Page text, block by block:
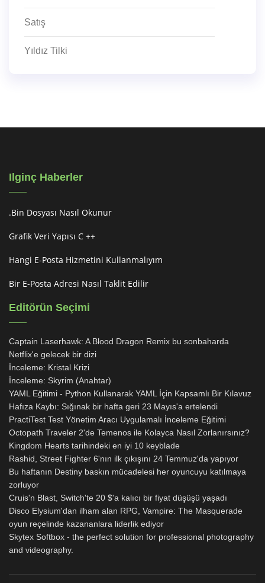
Satış
Yıldız Tilki
Ilginç Haberler
.bin Dosyası Nasıl Okunur
Grafik Veri Yapısı C ++
Hangi E-Posta Hizmetini Kullanmalıyım
Bir E-Posta Adresi Nasıl Taklit Edilir
Editörün Seçimi
Captain Laserhawk: A Blood Dragon Remix bu sonbaharda
Netflix'e gelecek bir dizi
İnceleme: Kristal Krizi
İnceleme: Skyrim (Anahtar)
YAML Eğitimi - Python Kullanarak YAML İçin Kapsamlı Bir Kılavuz
Hafıza Kaybı: Sığınak bir hafta geri 23 Mayıs'a ertelendi
PractiTest Test Yönetim Aracı Uygulamalı İnceleme Eğitimi
Octopath Traveler 2'de Temenos ile Kolayca Nasıl Zorlanırsınız?
Kingdom Hearts tarihindeki en iyi 10 keyblade
Rashid, Street Fighter 6'nın ilk çıkışını 24 Temmuz'da yapıyor
Bu haftanın Destiny baskın mücadelesi her oyuncuyu katılmaya
zorluyor
Cruis'n Blast, Switch'te 20 $'a kalıcı bir fiyat düşüşü yaşadı
Disco Elysium'dan ilham alan RPG, Vampire: The Masquerade
oyun reçelinde kazananlara liderlik ediyor
Skytex Softbox - the perfect solution for professional photography
and videography.